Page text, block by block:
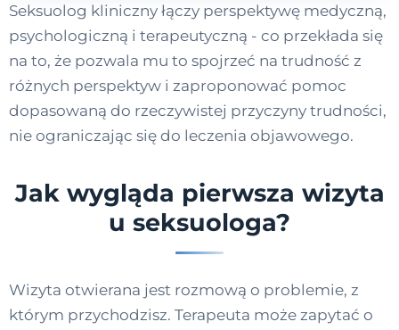
Seksuolog kliniczny łączy perspektywę medyczną,
psychologiczną i terapeutyczną - co przekłada się
na to, że pozwala mu to spojrzeć na trudność z
różnych perspektyw i zaproponować pomoc
dopasowaną do rzeczywistej przyczyny trudności,
nie ograniczając się do leczenia objawowego.
Jak wygląda pierwsza wizyta
u seksuologa?
Wizyta otwierana jest rozmową o problemie, z
którym przychodzisz. Terapeuta może zapytać o